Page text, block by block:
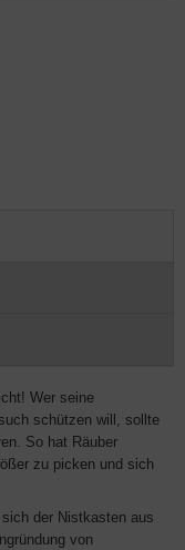
Wer seine
schützen will, sollte
So hat Räuber
zu picken und sich
der Nistkasten aus
von